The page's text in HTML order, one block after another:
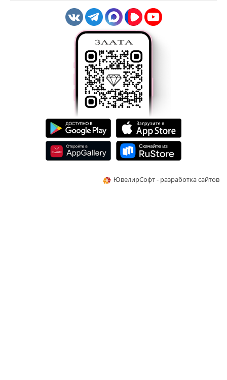
ЮвелирСофт - разработка сайтов